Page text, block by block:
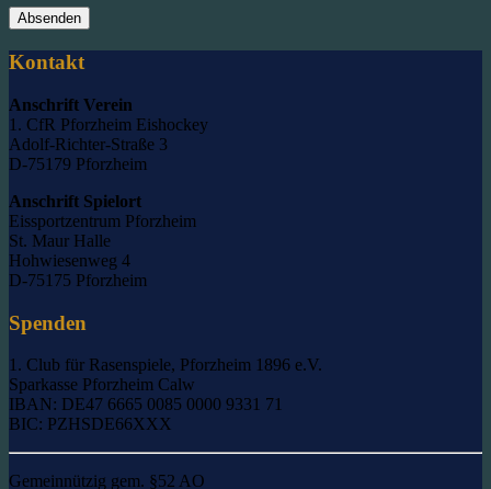
Absenden
Kontakt
Anschrift Verein
1. CfR Pforzheim Eishockey
Adolf-Richter-Straße 3
D-75179 Pforzheim
Anschrift Spielort
Eissportzentrum Pforzheim
St. Maur Halle
Hohwiesenweg 4
D-75175 Pforzheim
Spenden
1. Club für Rasenspiele, Pforzheim 1896 e.V.
Sparkasse Pforzheim Calw
IBAN: DE47 6665 0085 0000 9331 71
BIC: PZHSDE66XXX
Gemeinnützig gem. §52 AO